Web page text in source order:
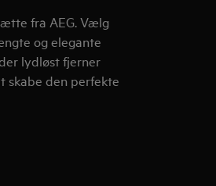
fra AEG. Vælg
og elegante
lydløst fjerner
skabe den perfekte